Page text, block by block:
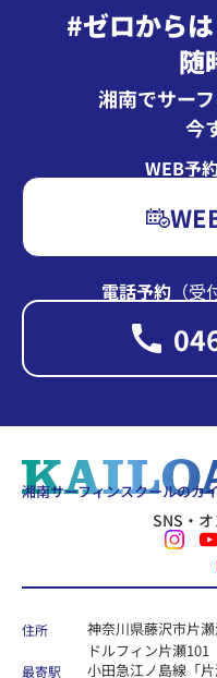
#ゼロから
随
湘南でサー
今
電話予約（受
WEB予
湘南サーフィンスクールのカ
SNS・
住所
神奈川県藤沢市片
ドルフィン片瀬101
最寄駅 小田急江ノ島線「